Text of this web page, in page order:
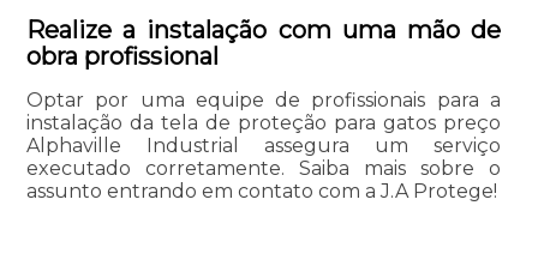
Realize a instalação com uma mão de
obra profissional
Optar por uma equipe de profissionais para a
instalação da tela de proteção para gatos preço
Alphaville Industrial assegura um serviço
executado corretamente. Saiba mais sobre o
assunto entrando em contato com a J.A Protege!